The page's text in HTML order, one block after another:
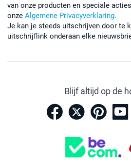
van onze producten en speciale
onze Algemene Privacyverklaring.
Je kan je steeds uitschrijven door te
uitschrijflink onderaan elke
Blijf altijd op de